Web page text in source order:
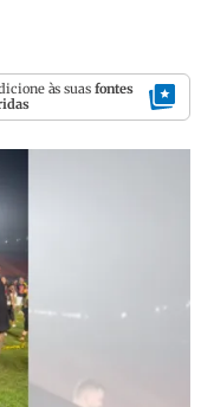
às suas fontes